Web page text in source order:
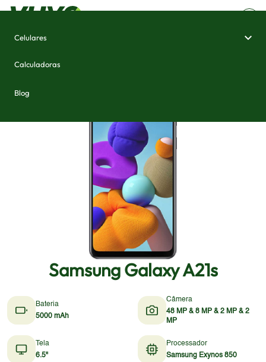
Celulares
Calculadoras
Blog
Samsung Galaxy A21s
Bateria
5000 mAh
Câmera
48 MP & 8 MP & 2 MP & 2
MP
Tela
6.5"
Processador
Samsung Exynos 850